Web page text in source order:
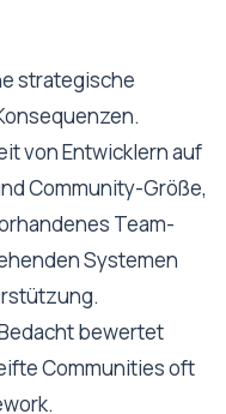
strategische
von Entwicklern auf
Community-Größe,
Team-
Systemen
bewertet
Communities oft